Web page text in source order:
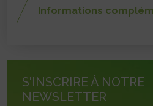
Informations
S'INSCRIRE À NOTRE
NEWSLETTER